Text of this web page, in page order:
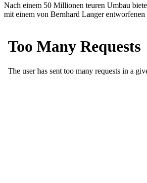
Nach einem 50 Millionen teuren Umbau
mit einem von Bernhard Langer